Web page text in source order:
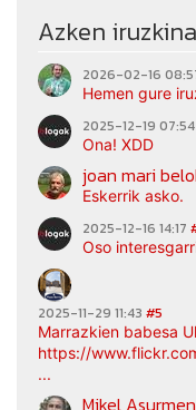
Azken
2026-02-16
Hemen gure
2025-12-19 07:54
Ona! XDD
joan mari
Eskerrik asko.
2025-12-16 14:17
Oso
2025-11-29 11:43 #5
Marrazkien babesa
https://
...
Mikel